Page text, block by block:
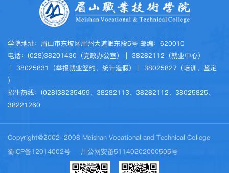
学院地址：眉山市东坡区眉州大道岷东段5号 邮编：620010
电话：(028)38201430（党政办公室）｜ 38282112（就业中心）
｜ 38025831（举报就业签约、统计造假）｜ 38025827（培训、鉴定
）
招生热线：(028)38235459、38282113、38282112、38025825、
38221260
Copyright@2002-2008 Meishan Vocational and Technical College
蜀ICP备12014002号
川公网安备51140202000505号